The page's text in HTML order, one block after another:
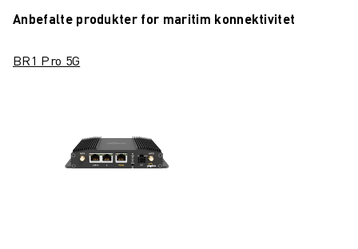
Anbefalte produkter for maritim konnektivitet
BR1 Pro 5G